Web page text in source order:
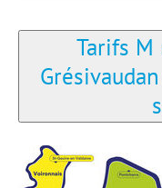
Tarifs